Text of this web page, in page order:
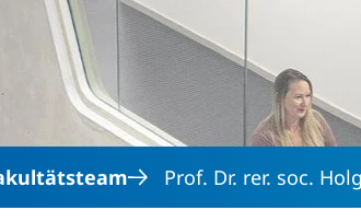
Direkt zum Inhalt
Prof. Dr. rer. soc.